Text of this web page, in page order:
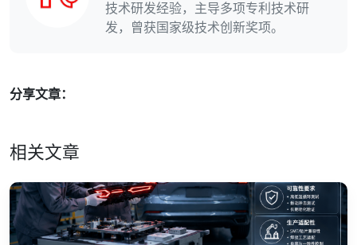
技术研发经验，主导多项专利技术研
发，曾获国家级技术创新奖项。
分享文章：
相关文章